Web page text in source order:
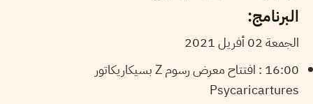
البرنامج:
الجمعة 02 أفريل 2021
16:00 : افتتاح معرض رسوم Z بسيكاريكاتور
Psycaricartures